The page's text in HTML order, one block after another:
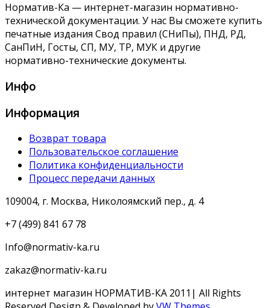
Норматив-Ка — интернет-магазин нормативно-
технической документации. У нас Вы сможете купить
печатные издания Свод правил (СНиПы), ПНД, РД,
СанПиН, Госты, СП, МУ, ТР, МУК и другие
нормативно-технические документы.
Инфо
Информация
Возврат товара
Пользовательское соглашение
Политика конфиденциальности
Процесс передачи данных
109004, г. Москва, Николоямский пер., д. 4
+7 (499) 841 67 78
Info@normativ-ka.ru
zakaz@normativ-ka.ru
интернет магазин НОРМАТИВ-КА 2011| All Rights